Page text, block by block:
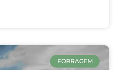
FORRAGEM